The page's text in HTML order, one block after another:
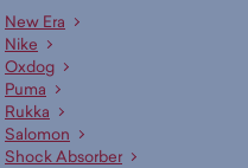
New Era
Nike
Oxdog
Puma
Rukka
Salomon
Shock Absorber